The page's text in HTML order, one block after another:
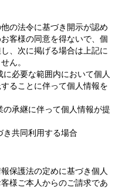
の法令に基づき開示が認め
客様の同意を得ないで、個
、次に掲げる場合は上記に
ん。
に必要な範囲内において個人
ることに伴って個人情報を
の承継に伴って個人情報が提
き共同利用する場合
保護法の定めに基づき個人
様ご本人からのご請求であ